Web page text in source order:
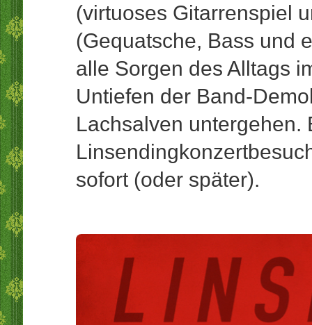
(virtuoses Gitarrenspiel
(Gequatsche, Bass und
alle Sorgen des Alltags
Untiefen der Band-
Lachsalven untergehen.
sofort (oder später).